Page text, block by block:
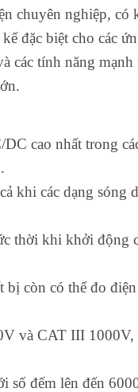
chuyên nghiệp,
đặc biệt cho các
các tính năng
cao nhất trong
khi các dạng sóng
khi khởi động
còn có thể đo
và CAT III
đếm lên đến